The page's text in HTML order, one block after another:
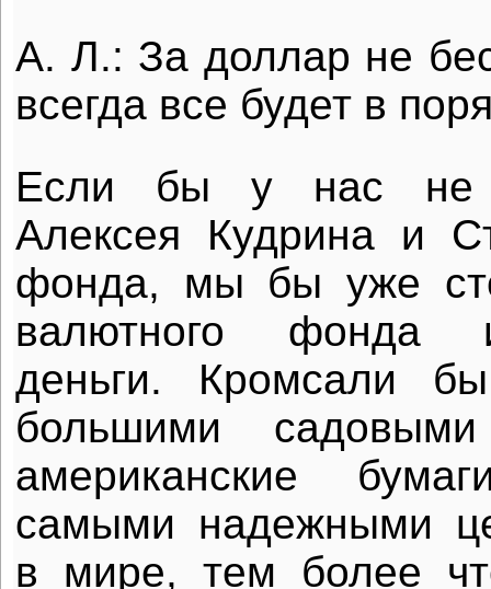
А. Л.: За доллар не
всегда все будет в
Если бы у нас не
Алексея Кудрина и
фонда, мы бы уже
валютного фонда
деньги. Кромсали
большими
американские
самыми надежными
в мире, тем более